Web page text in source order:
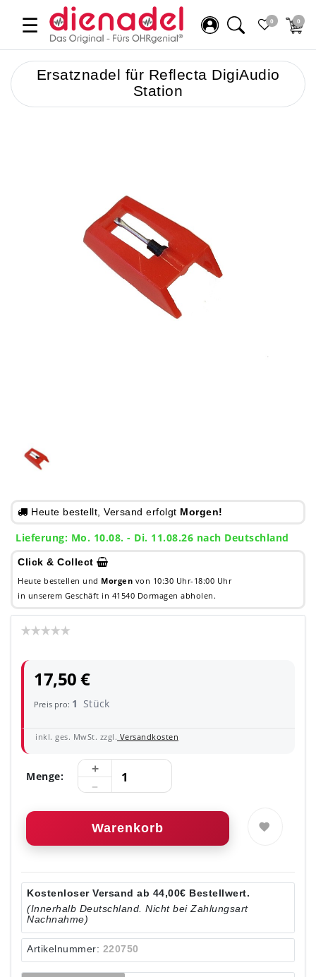
☰ 0 0
Ersatznadel für Reflecta DigiAudio
Station
Heute bestellt, Versand erfolgt Morgen!
Lieferung: Mo. 10.08. - Di. 11.08.26 nach Deutschland
Click & Collect
Heute bestellen und Morgen von 10:30 Uhr-18:00 Uhr
in unserem Geschäft in 41540 Dormagen abholen.
17,50 €
Preis pro: 1 Stück
inkl. ges. MwSt. zzgl. Versandkosten
Menge:
Warenkorb
Kostenloser Versand ab 44,00€ Bestellwert.
(Innerhalb Deutschland. Nicht bei Zahlungsart
Nachnahme)
Artikelnummer: 220750